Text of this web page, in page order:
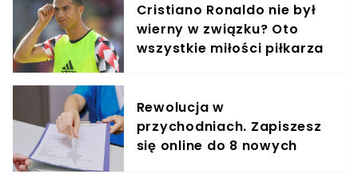
Cristiano Ronaldo nie był
wierny w związku? Oto
wszystkie miłości piłkarza
Rewolucja w
przychodniach. Zapiszesz
się online do 8 nowych